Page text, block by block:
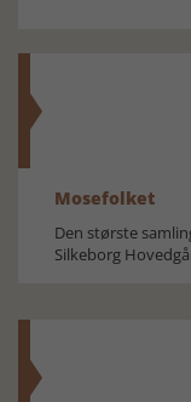
Mosefolket
Den største
Silkeborg